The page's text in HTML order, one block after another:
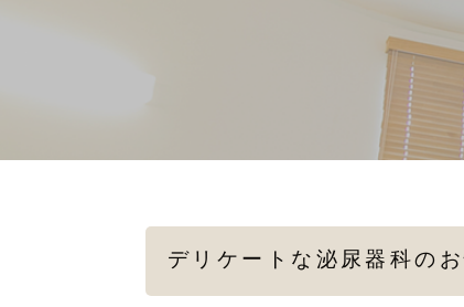
女
性病の検査・治療
デリケートな泌尿器科のお